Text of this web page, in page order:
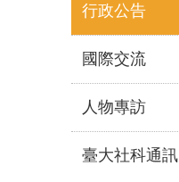
行政公告
國際交流
人物專訪
臺大社科通訊